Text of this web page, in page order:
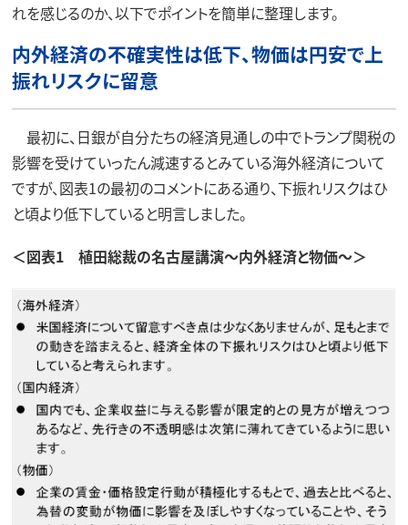
れを感じるのか、以下でポイントを簡単に整理します。
内外経済の不確実性は低下、物価は円安で上
振れリスクに留意
最初に、日銀が自分たちの経済見通しの中でトランプ関税の
影響を受けていったん減速するとみている海外経済について
ですが、図表1の最初のコメントにある通り、下振れリスクはひ
と頃より低下していると明言しました。
＜図表1 植田総裁の名古屋講演～内外経済と物価～＞